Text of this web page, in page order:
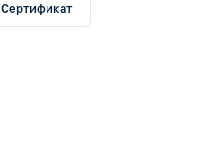
Сертификат